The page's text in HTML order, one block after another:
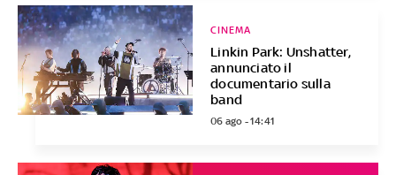
Linkin Park: Unshatter,
annunciato il
documentario sulla
band
CINEMA
06 ago - 14:41